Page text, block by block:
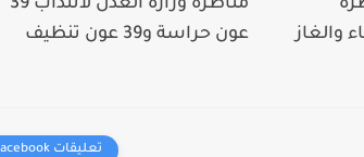
والغاز
مناظرة وزارة العدل لانتداب 39
عون حراسة و39 عون تنظيف